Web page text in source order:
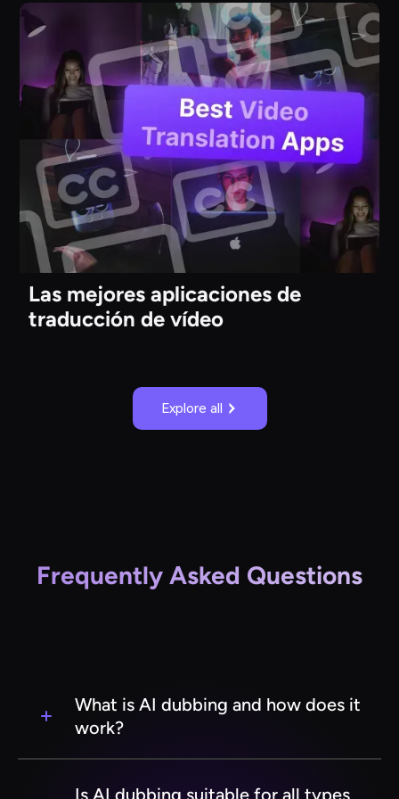
Las mejores aplicaciones de
traducción de vídeo
Explore all
Frequently Asked Questions
What is AI dubbing and how does it
work?
intelligence to automatically translate and
Is AI dubbing suitable for all types